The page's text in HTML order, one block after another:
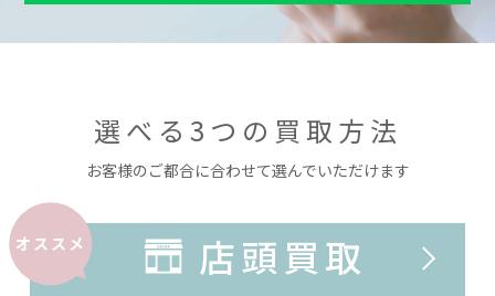
選べる3つの買取方法
お客様のご都合に合わせて選んでいただけます
オススメ
店頭買取